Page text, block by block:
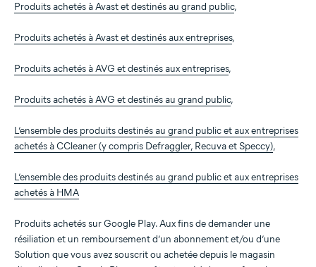
Produits achetés à Avast et destinés au grand public,
Produits achetés à Avast et destinés aux entreprises,
Produits achetés à AVG et destinés aux entreprises,
Produits achetés à AVG et destinés au grand public,
L’ensemble des produits destinés au grand public et aux entreprises
achetés à CCleaner (y compris Defraggler, Recuva et Speccy),
L’ensemble des produits destinés au grand public et aux entreprises
achetés à HMA
Produits achetés sur Google Play. Aux fins de demander une
résiliation et un remboursement d’un abonnement et/ou d’une
Solution que vous avez souscrit ou achetée depuis le magasin